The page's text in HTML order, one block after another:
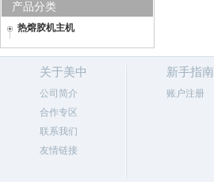
产品分类
热熔胶机主机
关于美中
公司简介
合作专区
联系我们
友情链接
新手指南
账户注册